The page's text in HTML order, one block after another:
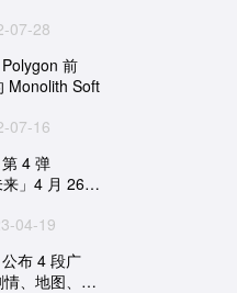
07-28
Polygon 前
Monolith Soft
07-16
第 4 弹
」4 月 26
04-19
公布 4 段广
、地图、战